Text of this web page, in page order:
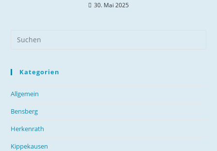
30. Mai 2025
Kategorien
Allgemein
Bensberg
Herkenrath
Kippekausen